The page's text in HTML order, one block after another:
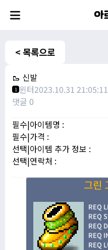
< 목록으로
🥾 신발
1 윈터2023.10.31 21:05:11
댓글 0
필수|아이템명 :
필수|가격 :
선택|아이템 추가 정보 :
선택|연락처 :